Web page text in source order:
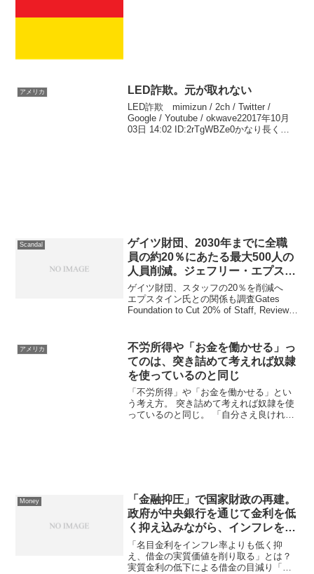
アメリカ LED詐欺。元が取れない
LED詐欺 mimizun / 2ch / Twitter /
Google / Youtube / okwave22017年10月
03日 14:02 ID:2rTgWBZe0かなり長くは
Scandal
ゲイツ財団、2030年までに全職
員の約20％にあたる最大500人の
人員削減。ジェフリー・エプスタ
インとの関わりについて外部機関
による調査を開始
ゲイツ財団、スタッフの20％を削減へ
エプスタイン氏との関係も調査Gates
Foundation to Cut 20% of Staff, Review
アメリカ
不労所得や「お金を働かせる」っ
てのは、突き詰めて考えれば奴隷
を使っているのと同じ
「不労所得」や「お金を働かせる」とい
う考え方。 突き詰めて考えれば奴隷を使
っているのと同じ。 「自分さえ良ければ
Money
「金融抑圧」で国家財政の再建。
政府が中央銀行を通じて金利を低
く抑え込みながら、インフレを容
認
「名目金利をインフレ率よりも低く抑
え、借金の実質価値を削り取る」とは？
実質金利の低下による借金の目減り「名